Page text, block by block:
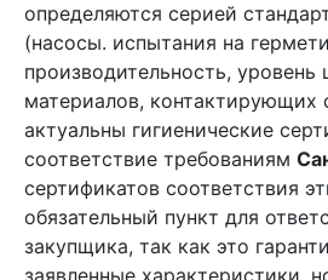
определяются серией
(насосы. испытания на
производительность,
материалов, контактирующих
актуальны гигиенические
соответствие требованиям
сертификатов соответствия
обязательный пункт для
закупщика, так как это
заявленные характеристики,